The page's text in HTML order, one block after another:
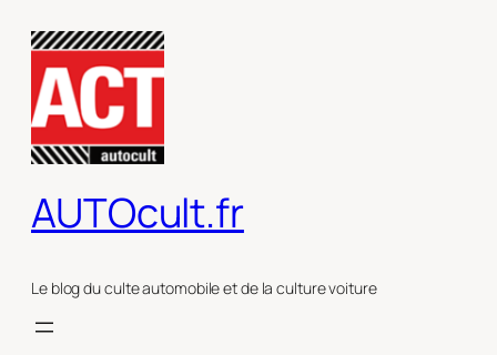
contenu
AUTOcult.fr
Le blog du culte automobile et de la culture voiture